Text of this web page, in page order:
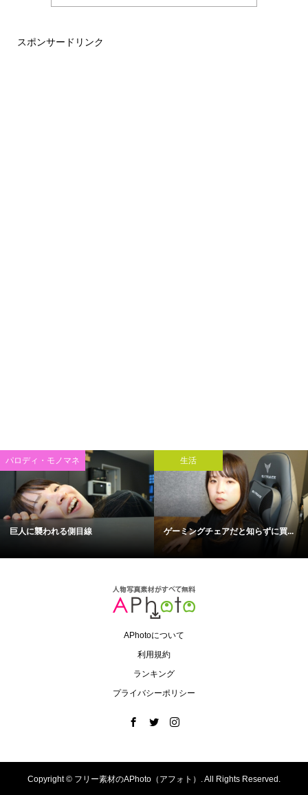
スポンサードリンク
パロディ・モノマネ
巨人に襲われる側目線
生活
ゲーミングチェアだと知らずに買...
APhotoについて
利用規約
ランキング
プライバシーポリシー
Copyright © フリー素材のAPhoto（アフォト）. All Rights Reserved.